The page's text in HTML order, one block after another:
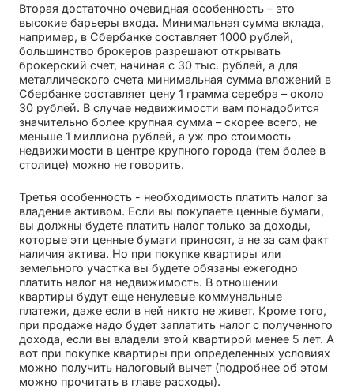
Вторая достаточно очевидная особенность – это
высокие барьеры входа. Минимальная сумма вклада,
например, в Сбербанке составляет 1000 рублей,
большинство брокеров разрешают открывать
брокерский счет, начиная с 30 тыс. рублей, а для
металлического счета минимальная сумма вложений в
Сбербанке составляет цену 1 грамма серебра – около
30 рублей. В случае недвижимости вам понадобится
значительно более крупная сумма – скорее всего, не
меньше 1 миллиона рублей, а уж про стоимость
недвижимости в центре крупного города (тем более в
столице) можно не говорить.
Третья особенность - необходимость платить налог за
владение активом. Если вы покупаете ценные бумаги,
вы должны будете платить налог только за доходы,
которые эти ценные бумаги приносят, а не за сам факт
наличия актива. Но при покупке квартиры или
земельного участка вы будете обязаны ежегодно
платить налог на недвижимость. В отношении
квартиры будут еще ненулевые коммунальные
платежи, даже если в ней никто не живет. Кроме того,
при продаже надо будет заплатить налог с полученного
дохода, если вы владели этой квартирой менее 5 лет. А
вот при покупке квартиры при определенных условиях
можно получить налоговый вычет (подробнее об этом
можно прочитать в главе расходы).